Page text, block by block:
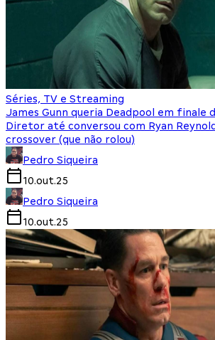
Séries, TV e Streaming
James Gunn queria Deadpool em finale
Diretor até conversou com Ryan
crossover (que não rolou)
Pedro Siqueira
10.out.25
Pedro Siqueira
10.out.25